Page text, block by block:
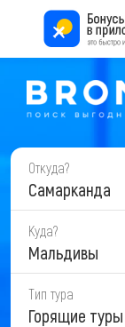
Откуда?
Самарканда
Куда?
Мальдивы
Тип тура
Горящие туры